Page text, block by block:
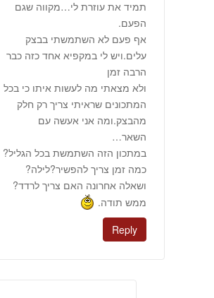
תמיד את עוזרת לי…מקווה שגם
הפעם.
אף פעם לא השתמשתי בבצק
עלים.ויש לי במקפיא אחד כזה כבר
הרבה זמן
ולא מצאתי מה לעשות איתו כי בכל
המתכונים שראיתי צריך רק חלק
מהבצק.ומה אני אעשה עם
השאר…
במתכון הזה השתמשת בכל הגליל?
כמה זמן צריך להפשיר?לילה?
ושאלה אחרונה האם צריך לרדד?
ממש תודה.
Reply